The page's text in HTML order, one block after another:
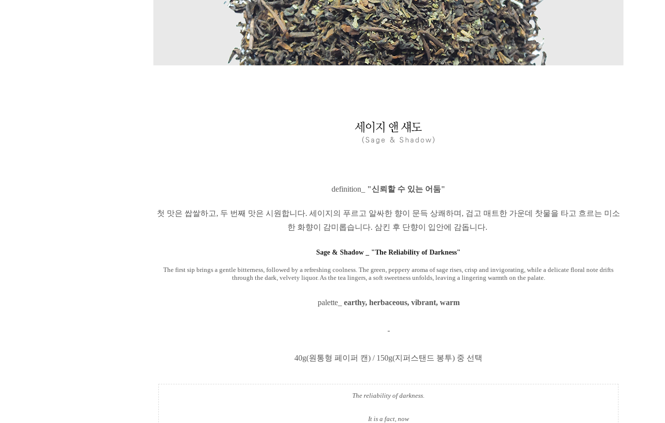
definition_ "신뢰할 수 있는 어둠"
첫 맛은 쌉쌀하고, 두 번째 맛은 시원합니다. 세이지의 푸르고 알싸한 향이 문득 상쾌하며, 검고 매트한 가운데 찻물을 타고 흐르는 미소
한 화향이 감미롭습니다. 삼킨 후 단향이 입안에 감돕니다.
Sage & Shadow _ "The Reliability of Darkness"
The first sip brings a gentle bitterness, followed by a refreshing coolness. The green, peppery aroma of sage rises, crisp and invigorating, while a delicate floral note drifts
through the dark, velvety liquor. As the tea lingers, a soft sweetness unfolds, leaving a lingering warmth on the palate.
palette_ earthy, herbaceous, vibrant, warm
-
40g(원통형 페이퍼 캔) / 150g(지퍼스탠드 봉투) 중 선택
The reliability of darkness.
It is a fact, now